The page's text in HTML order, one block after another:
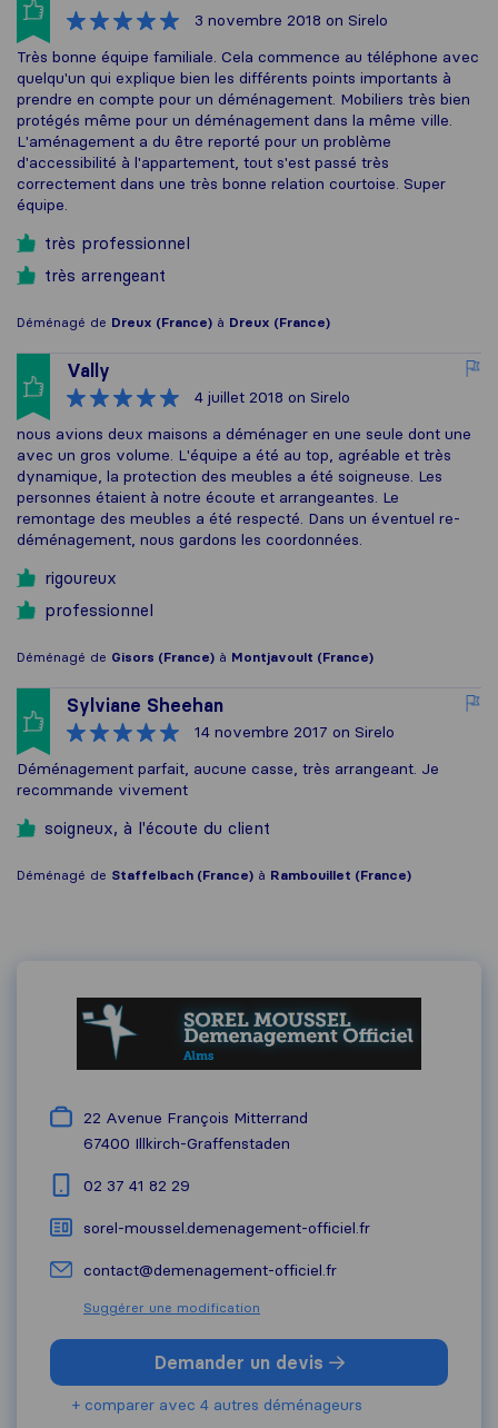
3 novembre 2018 on Sirelo
Très bonne équipe familiale. Cela commence au téléphone avec
quelqu'un qui explique bien les différents points importants à
prendre en compte pour un déménagement. Mobiliers très bien
protégés même pour un déménagement dans la même ville.
L'aménagement a du être reporté pour un problème
d'accessibilité à l'appartement, tout s'est passé très
correctement dans une très bonne relation courtoise. Super
équipe.
très professionnel
très arrengeant
Déménagé de Dreux (France) à Dreux (France)
Vally
4 juillet 2018 on Sirelo
nous avions deux maisons a déménager en une seule dont une
avec un gros volume. L'équipe a été au top, agréable et très
dynamique, la protection des meubles a été soigneuse. Les
personnes étaient à notre écoute et arrangeantes. Le
remontage des meubles a été respecté. Dans un éventuel re-
déménagement, nous gardons les coordonnées.
rigoureux
professionnel
Déménagé de Gisors (France) à Montjavoult (France)
Sylviane Sheehan
14 novembre 2017 on Sirelo
Déménagement parfait, aucune casse, très arrangeant. Je
recommande vivement
soigneux, à l'écoute du client
Déménagé de Staffelbach (France) à Rambouillet (France)
22 Avenue François Mitterrand
67400 Illkirch-Graffenstaden
02 37 41 82 29
sorel-moussel.demenagement-officiel.fr
contact@demenagement-officiel.fr
Suggérer une modification
Demander un devis
+ comparer avec 4 autres déménageurs